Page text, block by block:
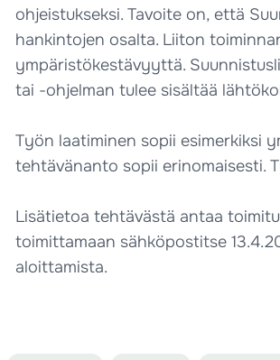
ohjeistukseksi. Tavoite on, että
hankintojen osalta. Liiton
ympäristökestävyyttä.
tai -ohjelman tulee sisältää
Työn laatiminen sopii esimerkiksi
tehtävänanto sopii erinomaisesti.
Lisätietoa tehtävästä antaa
toimittamaan sähköpostitse
aloittamista.